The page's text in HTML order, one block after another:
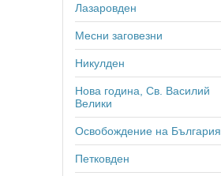
Лазаровден
Месни заговезни
Никулден
Нова година, Св. Василий
Велики
Освобождение на България
Петковден